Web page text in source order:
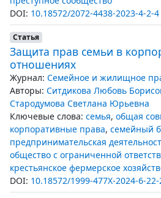
DOI: 10.18572/2072-4438-2023-4-2-4
Статья
Защита прав семьи в
отношениях
Журнал: Семейное и жилищное
Авторы: Ситдикова Любовь
Стародумова Светлана Юрьевна
Ключевые слова: семья, общая
корпоративные права, семейный
предпринимательская
общество с ограниченной
крестьянское фермерское
DOI: 10.18572/1999-477X-2024-6-